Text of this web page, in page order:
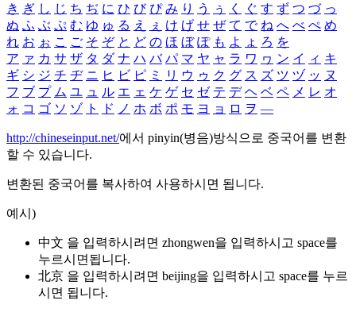
き ぎ し じ ち ぢ に ひ び ぴ み り う ぅ く ぐ す ず つ づ っ
ぬ ふ ぶ ぷ む ゆ ゅ る え ぇ け げ せ ぜ て で ね へ べ ぺ め
れ お ぉ こ ご そ ぞ と ど の ほ ぼ ぽ も よ ょ ろ を
ア ァ カ サ ザ タ ダ ナ ハ バ パ マ ヤ ャ ラ ワ ヮ ン イ ィ キ
ギ シ ジ チ ヂ ニ ヒ ビ ピ ミ リ ウ ゥ ク グ ス ズ ツ ヅ ッ ヌ
フ ブ プ ム ユ ュ ル エ ェ ケ ゲ セ ゼ テ デ ヘ ベ ペ メ レ オ
ォ コ ゴ ソ ゾ ト ド ノ ホ ボ ポ モ ヨ ョ ロ ヲ ―
http://chineseinput.net/에서 pinyin(병음)방식으로 중국어를 변환
할 수 있습니다.
변환된 중국어를 복사하여 사용하시면 됩니다.
예시)
中文 을 입력하시려면 zhongwen을 입력하시고 space를
누르시면됩니다.
北京 을 입력하시려면 beijing을 입력하시고 space를 누르
시면 됩니다.